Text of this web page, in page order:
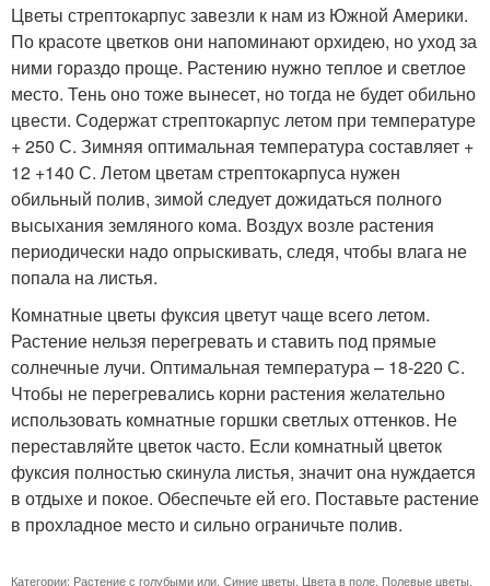
Цветы стрептокарпус завезли к нам из Южной Америки.
По красоте цветков они напоминают орхидею, но уход за
ними гораздо проще. Растению нужно теплое и светлое
место. Тень оно тоже вынесет, но тогда не будет обильно
цвести. Содержат стрептокарпус летом при температуре
+ 250 С. Зимняя оптимальная температура составляет +
12 +140 С. Летом цветам стрептокарпуса нужен
обильный полив, зимой следует дожидаться полного
высыхания земляного кома. Воздух возле растения
периодически надо опрыскивать, следя, чтобы влага не
попала на листья.
Комнатные цветы фуксия цветут чаще всего летом.
Растение нельзя перегревать и ставить под прямые
солнечные лучи. Оптимальная температура – 18-220 С.
Чтобы не перегревались корни растения желательно
использовать комнатные горшки светлых оттенков. Не
переставляйте цветок часто. Если комнатный цветок
фуксия полностью скинула листья, значит она нуждается
в отдыхе и покое. Обеспечьте ей его. Поставьте растение
в прохладное место и сильно ограничьте полив.
Категории: Растение с голубыми или Синие цветы Цвета в поле Полевые цветы